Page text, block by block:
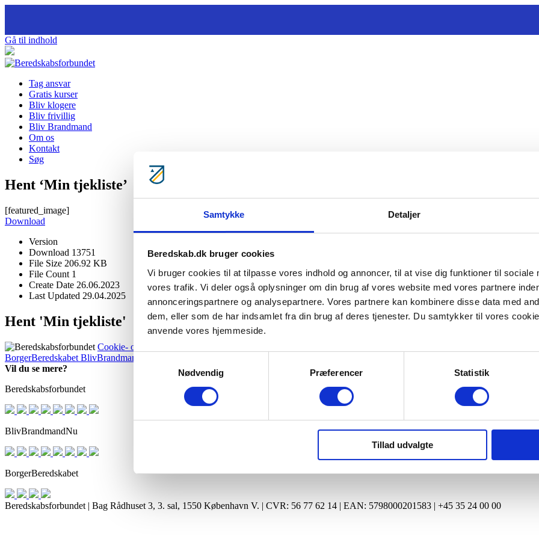
Samtykke Detaljer
Beredskab.dk bruger cookies
Vi bruger cookies til at tilpasse vores indhold og annoncer, til at vise dig funktioner til sociale
vores trafik. Vi deler også oplysninger om din brug af vores website med vores partnere
annonceringspartnere og analysepartnere. Vores partnere kan kombinere disse data med
dem, eller som de har indsamlet fra din brug af deres tjenester. Du samtykker til vores
anvende vores hjemmeside.
Samtykkevalg
Nødvendig
Præferencer Statistik
Tillad udvalgte
Gå til indhold
Tag ansvar
Gratis kurser
Bliv klogere
Bliv frivillig
Bliv Brandmand
Om os
Kontakt
Søg
Hent ‘Min tjekliste’
[featured_image]
Download
Version
Download 13751
File Size 206.92 KB
File Count 1
Create Date 26.06.2023
Last Updated 29.04.2025
Hent 'Min tjekliste'
Cookie- og privatlivspolitik
BorgerBeredskabet BlivBrandmandNu
Vil du se mere?
Beredskabsforbundet
BlivBrandmandNu
BorgerBeredskabet
Beredskabsforbundet | Bag Rådhuset 3, 3. sal, 1550 København V. | CVR: 56 77 62 14 | EAN: 5798000201583 | +45 35 24 00 00